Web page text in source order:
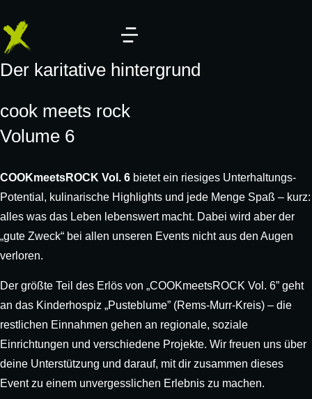
Der karitative hintergrund
cook meets rock
Volume 6
COOKmeetsROCK Vol. 6 bietet ein riesiges Unterhaltungs-
Potential, kulinarische Highlights und jede Menge Spaß – kurz:
alles was das Leben lebenswert macht. Dabei wird aber der
„gute Zweck“ bei allen unseren Events nicht aus den Augen
verloren.
Der größte Teil des Erlös von „COOKmeetsROCK Vol. 6” geht
an das Kinderhospiz „Pusteblume” (Rems-Murr-Kreis) – die
restlichen Einnahmen gehen an regionale, soziale
Einrichtungen und verschiedene Projekte. Wir freuen uns über
deine Unterstützung und darauf, mit dir zusammen dieses
Event zu einem unvergesslichen Erlebnis zu machen.